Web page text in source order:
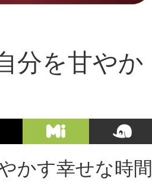
分を甘やか
かす幸せな時間